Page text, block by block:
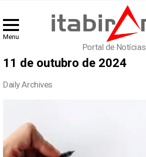
Menu
Portal de Notícias
11 de outubro de 2024
Daily Archives
stories